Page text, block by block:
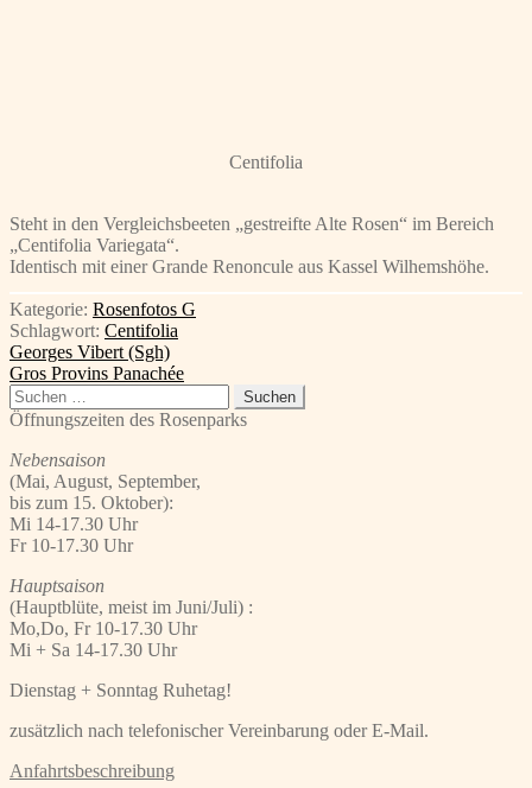
Centifolia
Steht in den Vergleichsbeeten „gestreifte Alte Rosen“ im Bereich
„Centifolia Variegata“.
Identisch mit einer Grande Renoncule aus Kassel Wilhemshöhe.
Kategorie: Rosenfotos G
Schlagwort: Centifolia
Beitragsnavigation
Vorheriger
Beitrag:
Georges Vibert (Sgh)
Nächster
Beitrag:
Gros Provins Panachée
Suchen
nach:
Öffnungszeiten des Rosenparks
Nebensaison
(Mai, August, September,
bis zum 15. Oktober):
Mi 14-17.30 Uhr
Fr 10-17.30 Uhr
Hauptsaison
(Hauptblüte, meist im Juni/Juli) :
Mo,Do, Fr 10-17.30 Uhr
Mi + Sa 14-17.30 Uhr
Dienstag + Sonntag Ruhetag!
zusätzlich nach telefonischer Vereinbarung oder E-Mail.
Anfahrtsbeschreibung